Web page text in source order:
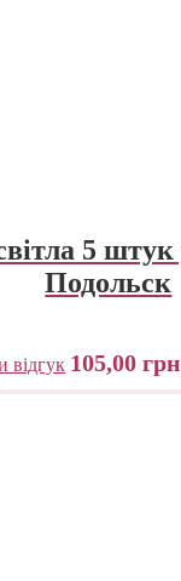
5 штук
Подольск
відгук 105,00